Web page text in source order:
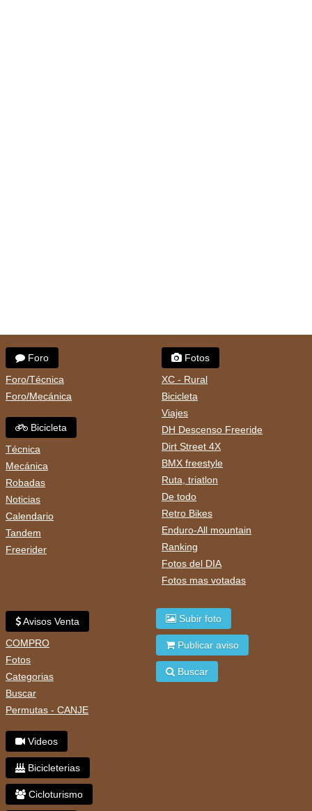
Foro
Foro/Técnica
Foro/Mecánica
Bicicleta
Técnica
Mecánica
Robadas
Noticias
Calendario
Tandem
Freerider
Fotos
XC - Rural
Bicicleta
Viajes
DH Descenso Freeride
Dirt Street 4X
BMX freestyle
Ruta, triatlon
De todo
Retro Bikes
Enduro-All mountain
Ranking
Fotos del DIA
Fotos mas votadas
Avisos Venta
COMPRO
Fotos
Categorias
Buscar
Permutas - CANJE
Videos
Bicicleterias
Cicloturismo
Subir foto
Publicar aviso
Buscar